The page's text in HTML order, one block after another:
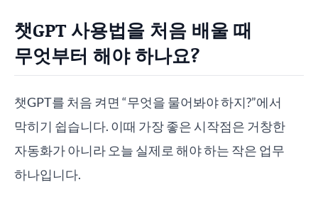
챗GPT 사용법을 처음 배울 때
무엇부터 해야 하나요?
챗GPT를 처음 켜면 “무엇을 물어봐야 하지?”에서
막히기 쉽습니다. 이때 가장 좋은 시작점은 거창한
자동화가 아니라 오늘 실제로 해야 하는 작은 업무
하나입니다.